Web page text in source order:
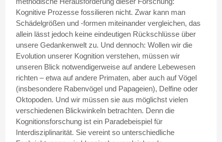
Kognitive Prozesse fossilieren nicht. Zwar kann man
Schädelgrößen und -formen miteinander vergleichen, das
allein lässt jedoch keine eindeutigen Rückschlüsse über
unsere Gedankenwelt zu. Und dennoch: Wollen wir die
Evolution unserer Kognition verstehen, müssen wir
unseren Blick notwendigerweise auf andere Lebewesen
richten – etwa auf andere Primaten, aber auch auf Vögel
(insbesondere Rabenvögel und Papageien), Delfine oder
Oktopoden. Und wir müssen sie aus möglichst vielen
verschiedenen Blickwinkeln betrachten. Denn die
Kognitionsforschung ist ein Paradebeispiel für
Interdisziplinarität. Sie vereint so unterschiedliche